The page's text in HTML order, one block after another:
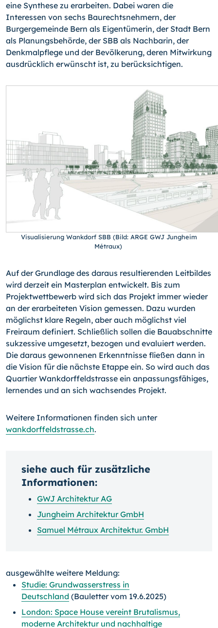
eine Synthese zu erarbeiten. Dabei waren die
Interessen von sechs Baurechtsnehmern, der
Burgergemeinde Bern als Eigentümerin, der Stadt Bern
als Planungsbehörde, der SBB als Nachbarin, der
Denkmalpflege und der Bevölkerung, deren Mitwirkung
ausdrücklich erwünscht ist, zu berücksichtigen.
Visualisierung Wankdorf SBB (Bild: ARGE GWJ Jungheim
Métraux)
Auf der Grundlage des daraus resultierenden Leitbildes
wird derzeit ein Masterplan entwickelt. Bis zum
Projektwettbewerb wird sich das Projekt immer wieder
an der erarbeiteten Vision gemessen. Dazu wurden
möglichst klare Regeln, aber auch möglichst viel
Freiraum definiert. Schließlich sollen die Bauabschnitte
sukzessive umgesetzt, bezogen und evaluiert werden.
Die daraus gewonnenen Erkenntnisse fließen dann in
die Vision für die nächste Etappe ein. So wird auch das
Quartier Wankdorffeldstrasse ein anpassungsfähiges,
lernendes und an sich wachsendes Projekt.
Weitere Informationen finden sich unter
wankdorffeldstrasse.ch.
siehe auch für zusätzliche
Informationen:
GWJ Architektur AG
Jungheim Architektur GmbH
Samuel Métraux Architektur. GmbH
ausgewählte weitere Meldung:
Studie: Grundwasserstress in
Deutschland (Bauletter vom 19.6.2025)
London: Space House vereint Brutalismus,
moderne Architektur und nachhaltige